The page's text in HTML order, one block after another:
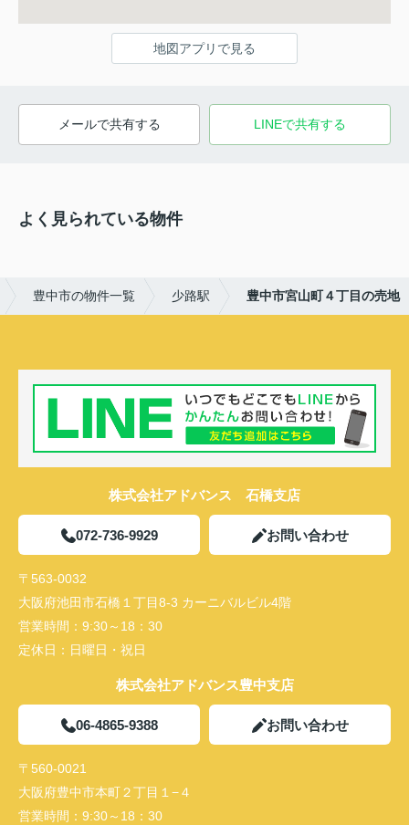
地図アプリで見る
メールで共有する LINEで共有する
よく見られている物件
豊中市の物件一覧 少路駅 豊中市宮山町４丁目の売地
株式会社アドバンス 石橋支店
072-736-9929 お問い合わせ
〒563-0032
大阪府池田市石橋１丁目8-3 カーニバルビル4階
営業時間： 9:30～18：30
定休日： 日曜日・祝日
株式会社アドバンス豊中支店
06-4865-9388 お問い合わせ
〒560-0021
大阪府豊中市本町２丁目１−４
営業時間： 9:30～18：30